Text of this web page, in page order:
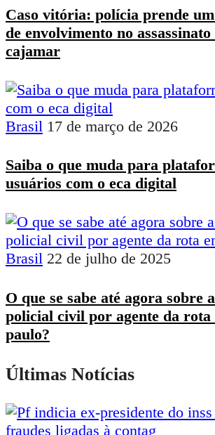
Caso vitória: polícia prende um
de envolvimento no
cajamar
Brasil 17 de março de 2026
Saiba o que muda para
usuários com o eca digital
Brasil 22 de julho de 2025
O que se sabe até agora sobre
policial civil por agente da rota
paulo?
Últimas Notícias